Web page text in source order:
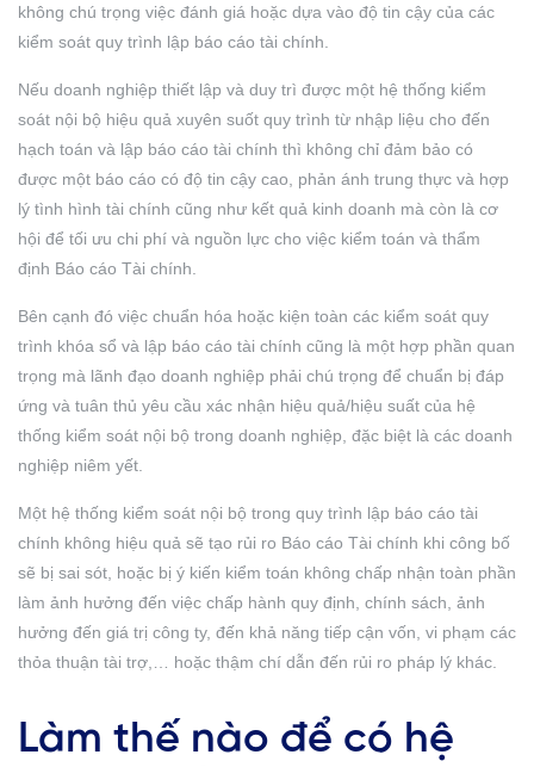
không chú trọng việc đánh giá hoặc dựa vào độ tin cậy của các
kiểm soát quy trình lập báo cáo tài chính.
Nếu doanh nghiệp thiết lập và duy trì được một hệ thống kiểm
soát nội bộ hiệu quả xuyên suốt quy trình từ nhập liệu cho đến
hạch toán và lập báo cáo tài chính thì không chỉ đảm bảo có
được một báo cáo có độ tin cậy cao, phản ánh trung thực và hợp
lý tình hình tài chính cũng như kết quả kinh doanh mà còn là cơ
hội để tối ưu chi phí và nguồn lực cho việc kiểm toán và thẩm
định Báo cáo Tài chính.
Bên cạnh đó việc chuẩn hóa hoặc kiện toàn các kiểm soát quy
trình khóa sổ và lập báo cáo tài chính cũng là một hợp phần quan
trọng mà lãnh đạo doanh nghiệp phải chú trọng để chuẩn bị đáp
ứng và tuân thủ yêu cầu xác nhận hiệu quả/hiệu suất của hệ
thống kiểm soát nội bộ trong doanh nghiệp, đặc biệt là các doanh
nghiệp niêm yết.
Một hệ thống kiểm soát nội bộ trong quy trình lập báo cáo tài
chính không hiệu quả sẽ tạo rủi ro Báo cáo Tài chính khi công bố
sẽ bị sai sót, hoặc bị ý kiến kiểm toán không chấp nhận toàn phần
làm ảnh hưởng đến việc chấp hành quy định, chính sách, ảnh
hưởng đến giá trị công ty, đến khả năng tiếp cận vốn, vi phạm các
thỏa thuận tài trợ,… hoặc thậm chí dẫn đến rủi ro pháp lý khác.
Làm thế nào để có hệ